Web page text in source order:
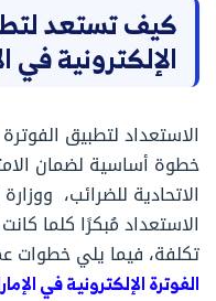
كيف تستعد
الإلكترونية في
الاستعداد لتطبيق
خطوة أساسية لضمان
الاتحادية للضرائب،
الاستعداد مُبكرًا كلما
تكلفة، فيما يلي خطوات
الفوترة الإلكترونية في